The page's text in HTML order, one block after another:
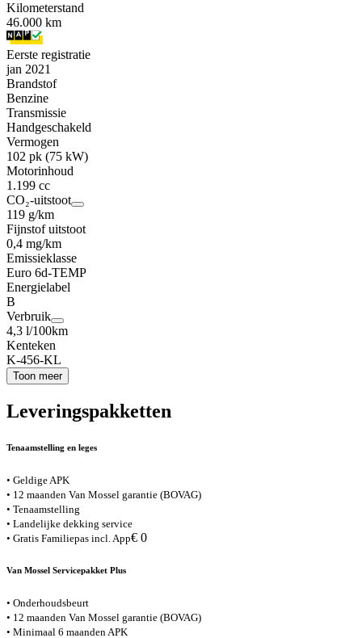
Kilometerstand
46.000 km
Eerste registratie
jan 2021
Brandstof
Benzine
Transmissie
Handgeschakeld
Vermogen
102 pk (75 kW)
Motorinhoud
1.199 cc
CO₂-uitstoot
119 g/km
Fijnstof uitstoot
0,4 mg/km
Emissieklasse
Euro 6d-TEMP
Energielabel
B
Verbruik
4,3 l/100km
Kenteken
K-456-KL
Toon meer
Leveringspakketten
Tenaamstelling en leges
• Geldige APK
• 12 maanden Van Mossel garantie (BOVAG)
• Tenaamstelling
• Landelijke dekking service
• Gratis Familiepas incl. App€ 0
Van Mossel Servicepakket Plus
• Onderhoudsbeurt
• 12 maanden Van Mossel garantie (BOVAG)
• Minimaal 6 maanden APK